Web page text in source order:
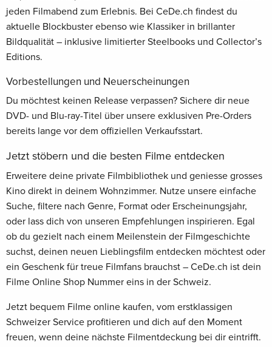
jeden Filmabend zum Erlebnis. Bei CeDe.ch findest du
aktuelle Blockbuster ebenso wie Klassiker in brillanter
Bildqualität – inklusive limitierter Steelbooks und Collector’s
Editions.
Vorbestellungen und Neuerscheinungen
Du möchtest keinen Release verpassen? Sichere dir neue
DVD- und Blu-ray-Titel über unsere exklusiven Pre-Orders
bereits lange vor dem offiziellen Verkaufsstart.
Jetzt stöbern und die besten Filme entdecken
Erweitere deine private Filmbibliothek und geniesse grosses
Kino direkt in deinem Wohnzimmer. Nutze unsere einfache
Suche, filtere nach Genre, Format oder Erscheinungsjahr,
oder lass dich von unseren Empfehlungen inspirieren. Egal
ob du gezielt nach einem Meilenstein der Filmgeschichte
suchst, deinen neuen Lieblingsfilm entdecken möchtest oder
ein Geschenk für treue Filmfans brauchst – CeDe.ch ist dein
Filme Online Shop Nummer eins in der Schweiz.
Jetzt bequem Filme online kaufen, vom erstklassigen
Schweizer Service profitieren und dich auf den Moment
freuen, wenn deine nächste Filmentdeckung bei dir eintrifft.